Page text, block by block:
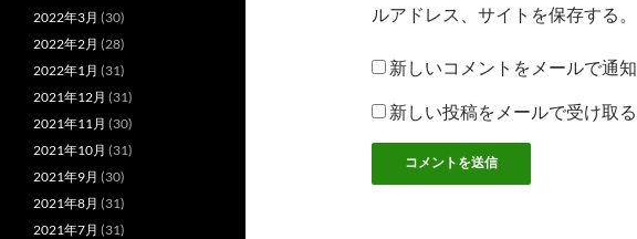
ルアドレス、サイトを保存する。
新しいコメントをメールで通知
新しい投稿をメールで受け取る
2022年3月 (30)
2022年2月 (28)
2022年1月 (31)
2021年12月 (31)
2021年11月 (30)
2021年10月 (31)
2021年9月 (30)
2021年8月 (31)
2021年7月 (31)